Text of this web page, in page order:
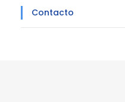
Contacto